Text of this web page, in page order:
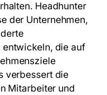
Headhunter
der Unternehmen,
entwickeln, die auf
verbessert die
Mitarbeiter und